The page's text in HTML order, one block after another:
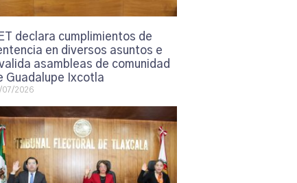
declara cumplimientos de
en diversos asuntos e
asambleas de comunidad
Guadalupe Ixcotla
07/2026